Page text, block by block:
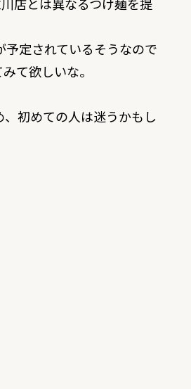
定されているそうなので
て欲しいな。
初めての人は迷うかもし